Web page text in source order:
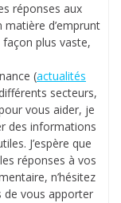
réponses aux
d’emprunt
plus vaste,
(actualités
secteurs,
vous aider, je
des informations
J’espère que
réponses à vos
n’hésitez
de vous apporter